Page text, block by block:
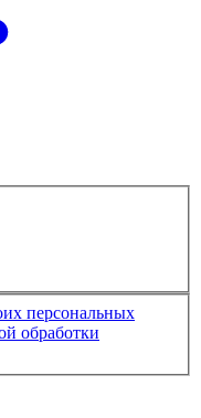
персональных
обработки